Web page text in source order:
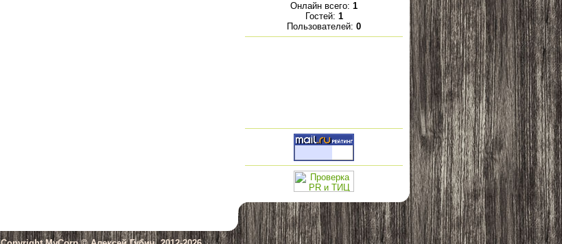
Онлайн всего: 1
Гостей: 1
Пользователей: 0